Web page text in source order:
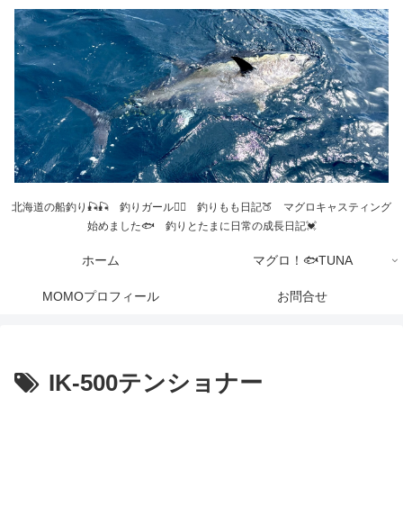
北海道の船釣り🎣🎣 釣りガール💁‍♀️ 釣りもも日記🍑 マグロキャスティング
始めました🐟 釣りとたまに日常の成長日記💓
ホーム マグロ！🐟TUNA
MOMOプロフィール お問合せ
IK-500テンショナー